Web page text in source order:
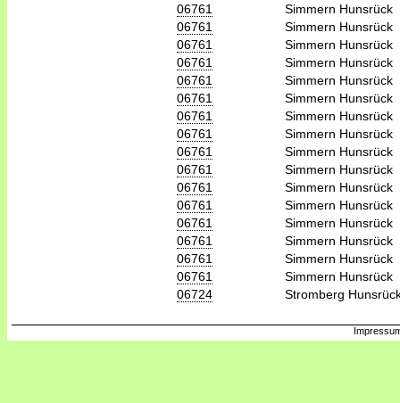
06761
Simmern Hunsrück
06761
Simmern Hunsrück
06761
Simmern Hunsrück
06761
Simmern Hunsrück
06761
Simmern Hunsrück
06761
Simmern Hunsrück
06761
Simmern Hunsrück
06761
Simmern Hunsrück
06761
Simmern Hunsrück
06761
Simmern Hunsrück
06761
Simmern Hunsrück
06761
Simmern Hunsrück
06761
Simmern Hunsrück
06761
Simmern Hunsrück
06761
Simmern Hunsrück
06761
Simmern Hunsrück
06724
Stromberg